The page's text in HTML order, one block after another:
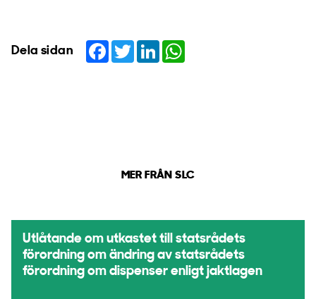
Dela sidan Facebook
TwitterLinkedIn
MER FRÅN SLC
Utlåtande om utkastet till statsrådets
förordning om ändring av statsrådets
förordning om dispenser enligt jaktlagen